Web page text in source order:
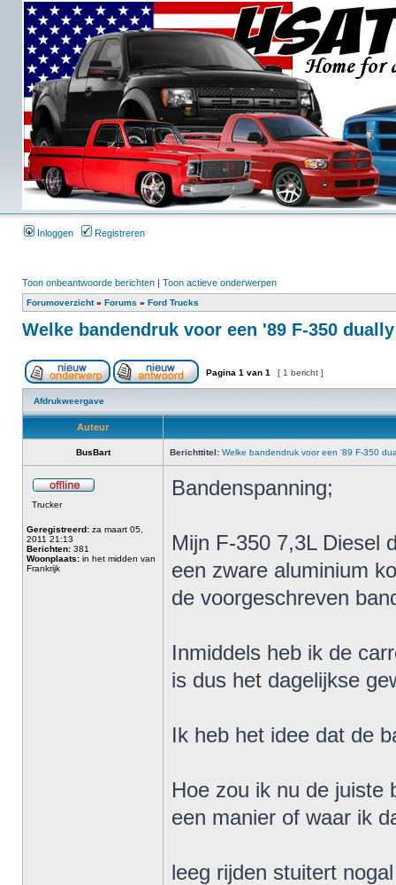
Inloggen Registreren
Toon onbeantwoorde berichten | Toon actieve onderwerpen
Forumoverzicht» Forums » Ford Trucks
Welke bandendruk voor een '89 F-350
Pagina 1 van 1 [ 1 bericht ]
Afdrukweergave
Auteur
BusBart Berichttitel: Welke bandendruk voor een '89 F-350
Trucker
Geregistreerd: za maart 05,
2011 21:13
Berichten: 381
Woonplaats: in het midden van
Frankrijk
Bandenspanning;
Mijn F-350 7,3L Diesel
een zware aluminium
de voorgeschreven
Inmiddels heb ik de
is dus het dagelijkse
Ik heb het idee dat de
Hoe zou ik nu de juiste
een manier of waar ik
leeg rijden stuitert